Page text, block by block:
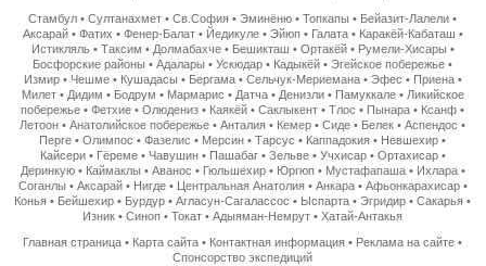
Стамбул •Султанахмет •Св.София •Эминёню •Топкапы • Бейазит-Лалели •
Аксарай• Фатих • Фенер-Балат• Йедикуле• Эйюп• Галата• Каракёй-Кабаташ •
Истикляль• Таксим • Долмабахче• Бешикташ • Ортакёй• Румели-Хисары •
Босфорские районы •Адалары •Ускюдар • Кадыкёй •Эгейское побережье •
Измир• Чешме• Кушадасы • Бергама• Сельчук-Мериемана• Эфес • Приена•
Милет• Дидим • Бодрум • Мармарис • Датча• Денизли• Памуккале• Ликийское
побережье •Фетхие •Олюдениз • Каякёй •Саклыкент •Тлос • Пынара • Ксанф •
Летоон •Анатолийское побережье •Анталия • Кемер •Сиде • Белек •Аспендос •
Перге •Олимпос •Фазелис • Мерсин •Тарсус • Каппадокия • Невшехир •
Кайсери• Гёреме• Чавушин• Пашабаг• Зельве• Учхисар• Ортахисар•
Деринкую• Каймаклы • Аванос • Гюльшехир• Юргюп• Мустафапаша• Ихлара•
Соганлы • Аксарай• Нигде• Центральная Анатолия• Анкара• Афьонкарахисар•
Конья • Бейшехир • Бурдур •Агласун-Сагалассос • Ыспарта •Эгридир •Сакарья •
Изник •Синоп •Токат •Адыяман-Немрут •Хатай-Антакья
Главная страница • Карта сайта • Контактная информация • Реклама на сайте •
Спонсорство экспедиций